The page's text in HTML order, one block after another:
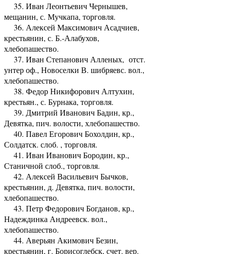
35. Иван Леонтьевич Чернышев,
мещанин, с. Мучкапа, торговля.
36. Алексей Максимович Асадчиев,
крестьянин, с. Б.-Алабухов,
хлебопашество.
37. Иван Степанович Алленых, отст.
унтер оф., Новоселки В. шибряевс. вол.,
хлебопашество.
38. Федор Никифорович Алтухин,
крестьян., с. Бурнака, торговля.
39. Дмитрий Иванович Бадин, кр.,
Девятка, пич. волости, хлебопашество.
40. Павел Егорович Бохолдин, кр.,
Солдатск. слоб. , торговля.
41. Иван Иванович Бородин, кр.,
Станичной слоб., торговля.
42. Алексей Васильевич Бычков,
крестьянин, д. Девятка, пич. волости,
хлебопашество.
43. Петр Федорович Богданов, кр.,
Надеждинка Андреевск. вол.,
хлебопашество.
44. Аверьян Акимович Безин,
крестьянин, г. Борисоглебск, счет. вер.